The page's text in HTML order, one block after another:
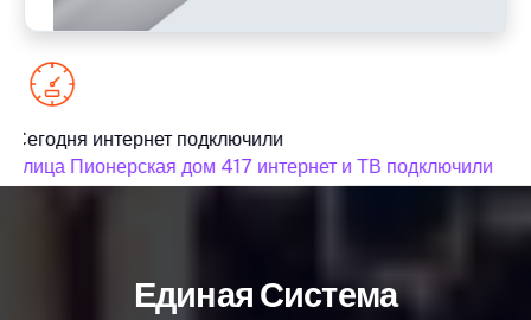
Сегодня интернет подключили
улица Пионерская дом 417 интернет и ТВ подключили
Единая Система